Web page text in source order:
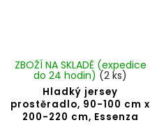
Hladký jersey
prostěradlo, 90-100 cm x
200-220 cm, Essenza
ZBOŽÍ NA SKLADĚ (expedice
do 24 hodin) (2 ks)